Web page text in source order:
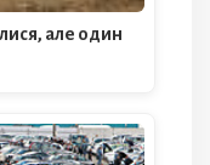
але один